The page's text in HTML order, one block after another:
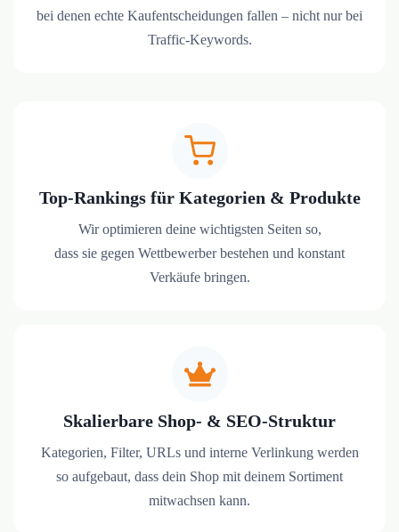
bei denen echte Kaufentscheidungen fallen – nicht nur bei
Traffic-Keywords.
Top-Rankings für Kategorien & Produkte
Wir optimieren deine wichtigsten Seiten so,
dass sie gegen Wettbewerber bestehen und konstant
Verkäufe bringen.
Skalierbare Shop- & SEO-Struktur
Kategorien, Filter, URLs und interne Verlinkung werden
so aufgebaut, dass dein Shop mit deinem Sortiment
mitwachsen kann.